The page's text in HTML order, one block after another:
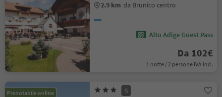
2.9 km da Brunico centro
Alto Adige Guest Pass
Da 102€
1 notte / 2 persone IVA incl.
Prenotabile online S